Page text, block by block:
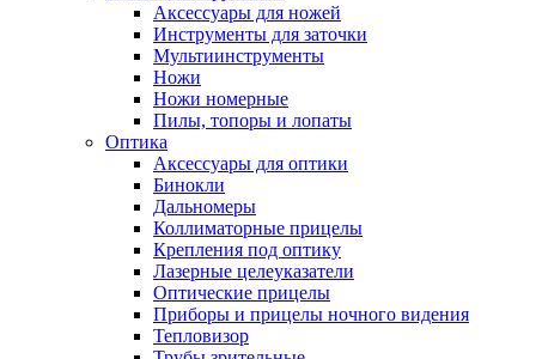
Аксессуары для ножей
Инструменты для заточки
Мультиинструменты
Ножи
Ножи номерные
Пилы, топоры и лопаты
Оптика
Аксессуары для оптики
Бинокли
Дальномеры
Коллиматорные прицелы
Крепления под оптику
Лазерные целеуказатели
Оптические прицелы
Приборы и прицелы ночного видения
Тепловизор